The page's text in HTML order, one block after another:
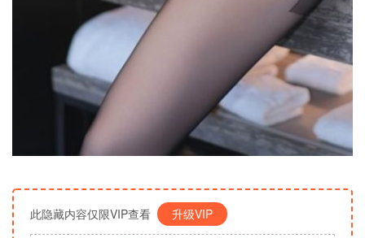
此隐藏内容仅限VIP查看 升级VIP